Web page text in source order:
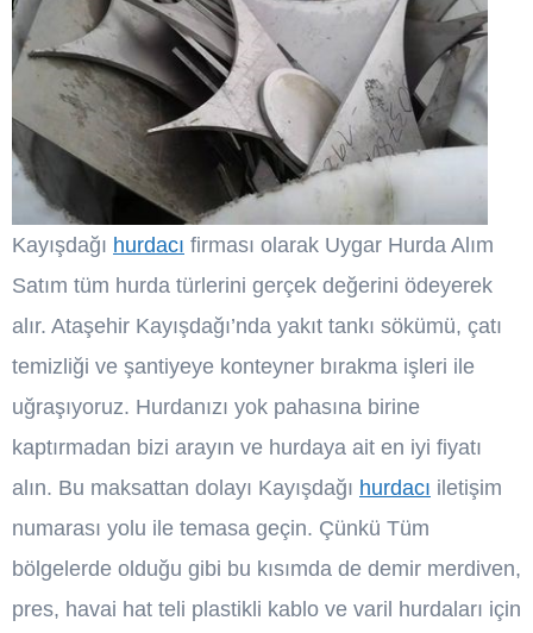
Kayışdağı hurdacı firması olarak Uygar Hurda Alım
Satım tüm hurda türlerini gerçek değerini ödeyerek
alır. Ataşehir Kayışdağı’nda yakıt tankı sökümü, çatı
temizliği ve şantiyeye konteyner bırakma işleri ile
uğraşıyoruz. Hurdanızı yok pahasına birine
kaptırmadan bizi arayın ve hurdaya ait en iyi fiyatı
alın. Bu maksattan dolayı Kayışdağı hurdacı iletişim
numarası yolu ile temasa geçin. Çünkü Tüm
bölgelerde olduğu gibi bu kısımda de demir merdiven,
pres, havai hat teli plastikli kablo ve varil hurdaları için